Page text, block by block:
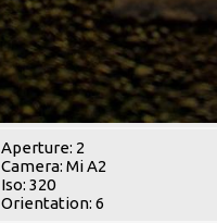
Aperture: 2
Camera: Mi A2
Iso: 320
Orientation: 6